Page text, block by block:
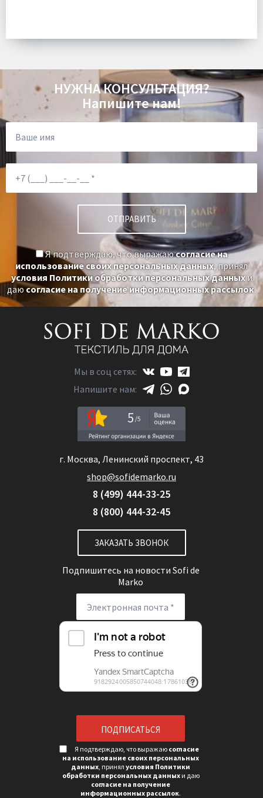
НУЖНА КОНСУЛЬТАЦИЯ?
Напишите нам!
Я подтверждаю, что выражаюсогласие на
использование своих персональных данных, принял
условия Политики обработки персональных данныхи
даюсогласие на получение информационных рассылок.
Мы в соц сетях:
Напишите нам:
5
г. Москва, Ленинский проспект, 43
shop@sofidemarko.ru
8 (499) 444-33-25
8 (800) 444-32-45
ЗАКАЗАТЬ ЗВОНОК
Подпишитесь на новости Sofi de
Marko
Я подтверждаю, что выражаю согласие
на использование своих персональных
данных, принял условия Политики
обработки персональных данныхи даю
согласие на получение
информационных рассылок.